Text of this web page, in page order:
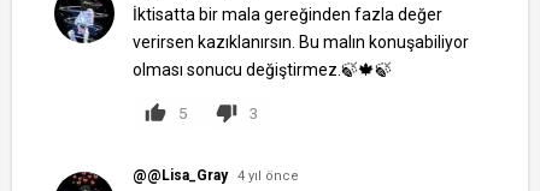
İktisatta bir mala gereğinden fazla değer
verirsen kazıklanırsın. Bu malın konuşabiliyor
olması sonucu değiştirmez.🍃🍁🍃
5 3
@@Lisa_Gray 4 yıl önce